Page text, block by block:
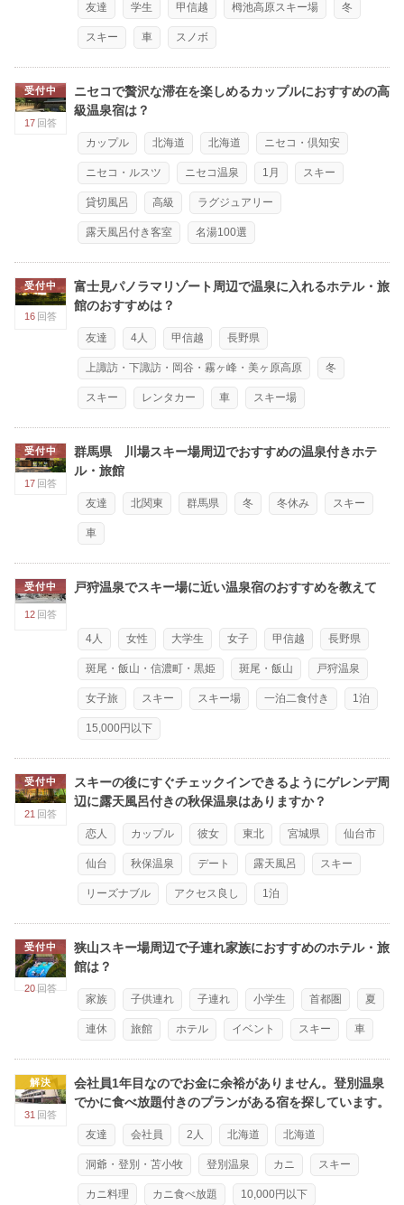
友達 学生 甲信越 栂池高原スキー場 冬
スキー 車 スノボ
受付中
17 回答
ニセコで贅沢な滞在を楽しめるカップルにおすすめの高
級温泉宿は？
カップル 北海道 北海道 ニセコ・倶知安
ニセコ・ルスツ ニセコ温泉 1月 スキー
貸切風呂 高級 ラグジュアリー
露天風呂付き客室 名湯100選
受付中
16 回答
富士見パノラマリゾート周辺で温泉に入れるホテル・旅
館のおすすめは？
友達 4人 甲信越 長野県
上諏訪・下諏訪・岡谷・霧ヶ峰・美ヶ原高原 冬
スキー レンタカー 車 スキー場
受付中
17 回答
群馬県 川場スキー場周辺でおすすめの温泉付きホテ
ル・旅館
友達 北関東 群馬県 冬 冬休み スキー
車
受付中
12 回答
戸狩温泉でスキー場に近い温泉宿のおすすめを教えて
4人 女性 大学生 女子 甲信越 長野県
斑尾・飯山・信濃町・黒姫 斑尾・飯山 戸狩温泉
女子旅 スキー スキー場 一泊二食付き 1泊
15,000円以下
受付中
21 回答
スキーの後にすぐチェックインできるようにゲレンデ周
辺に露天風呂付きの秋保温泉はありますか？
恋人 カップル 彼女 東北 宮城県 仙台市
仙台 秋保温泉 デート 露天風呂 スキー
リーズナブル アクセス良し 1泊
受付中
20 回答
狭山スキー場周辺で子連れ家族におすすめのホテル・旅
館は？
家族 子供連れ 子連れ 小学生 首都圏 夏
連休 旅館 ホテル イベント スキー 車
解決
31 回答
会社員1年目なのでお金に余裕がありません。登別温泉
でかに食べ放題付きのプランがある宿を探しています。
友達 会社員 2人 北海道 北海道
洞爺・登別・苫小牧 登別温泉 カニ スキー
カニ料理 カニ食べ放題 10,000円以下